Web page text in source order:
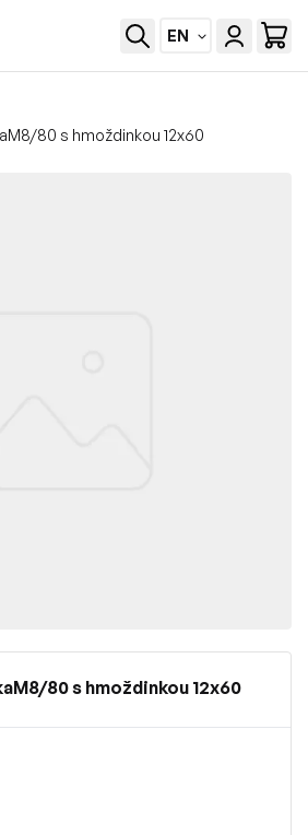
EN
80 s hmoždinkou 12x60
80 s hmoždinkou 12x60